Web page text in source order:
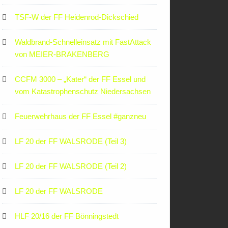
TSF-W der FF Heidenrod-Dickschied
Waldbrand-Schnelleinsatz mit FastAttack
von MEIER-BRAKENBERG
CCFM 3000 – „Kater“ der FF Essel und
vom Katastrophenschutz Niedersachsen
Feuerwehrhaus der FF Essel #ganzneu
LF 20 der FF WALSRODE (Teil 3)
LF 20 der FF WALSRODE (Teil 2)
LF 20 der FF WALSRODE
HLF 20/16 der FF Bönningstedt